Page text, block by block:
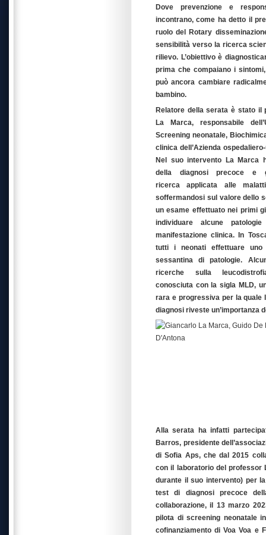
Dove prevenzione e
incontrano, come ha detto il
ruolo del Rotary
sensibilità verso la ricerca
rilievo. L’obiettivo è
prima che compaiano i
può ancora cambiare
bambino.
Relatore della serata è stato il
La Marca, responsabile
Screening neonatale,
clinica dell’Azienda
Nel suo intervento La Marca
della diagnosi precoce e
ricerca applicata alle
soffermandosi sul valore dello
un esame effettuato nei primi
individuare alcune
manifestazione clinica. In
tutti i neonati effettuare uno
sessantina di patologie.
ricerche sulla
conosciuta con la sigla MLD,
rara e progressiva per la quale
diagnosi riveste un’importanza
Alla serata ha infatti
Barros, presidente
di Sofia Aps, che dal 2015
con il laboratorio del professor
durante il suo intervento) per
test di diagnosi precoce
collaborazione, il 13 marzo
pilota di screening neonatale
cofinanziamento di Voa Voa e